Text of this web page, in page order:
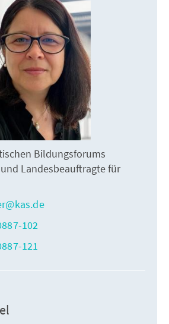
Bildungsforums
Landesbeauftragte für
102
121